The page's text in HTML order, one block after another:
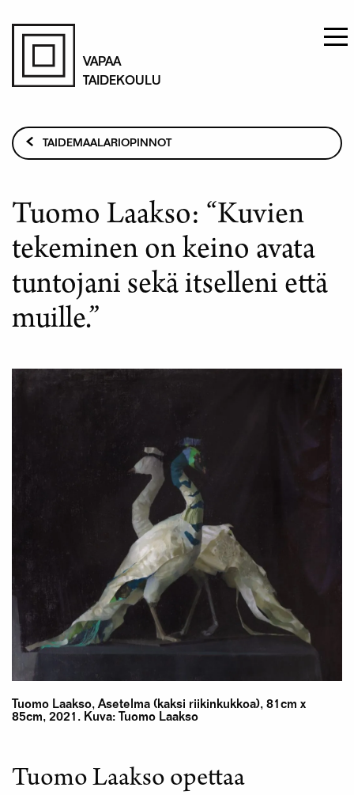
Hyppää
pääsisältöönVAPAA
TAIDEKOULU
Murupolku
TAIDEMAALARIOPINNOT
TUOMO LAAKSO: “KUVIEN TEKEMINEN ON KEINO
AVATA TUNTOJANI SEKÄ ITSELLENI ETTÄ MUILLE.”
Tuomo Laakso: “Kuvien
tekeminen on keino avata
tuntojani sekä itselleni että
muille.”
Tuomo Laakso, Asetelma (kaksi riikinkukkoa), 81cm x
85cm, 2021. Kuva: Tuomo Laakso
Tuomo Laakso opettaa